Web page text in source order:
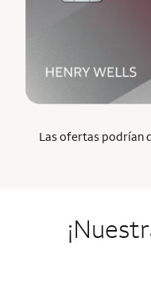
Las ofertas podrían